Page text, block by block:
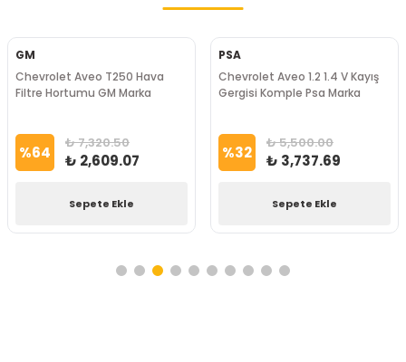
GM
Chevrolet Aveo T250 Hava
Filtre Hortumu GM Marka
%64 ₺ 7,320.50
₺ 2,609.07
Sepete Ekle
PSA
Chevrolet Aveo 1.2 1.4 V Kayış
Gergisi Komple Psa Marka
%32 ₺ 5,500.00
₺ 3,737.69
Sepete Ekle